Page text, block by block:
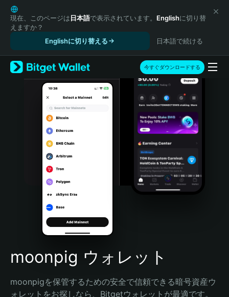
English
日本語
Tiếng Việt
Español (Latinoamérica)
Türkçe
Italiano
Português (Portugal)
Bahasa Indonesia
Português (Brasil)
Español (Argentina)
現在、このページは日本語で表示されています。 Englishに切り替
えますか？
Englishに切り替える
日本語で続ける
今すぐダウンロードする
moonpig ウォレット
moonpigを保管するための安全で信頼できる暗号資産ウ
ォレットをお探しなら、Bitgetウォレットが最適です。